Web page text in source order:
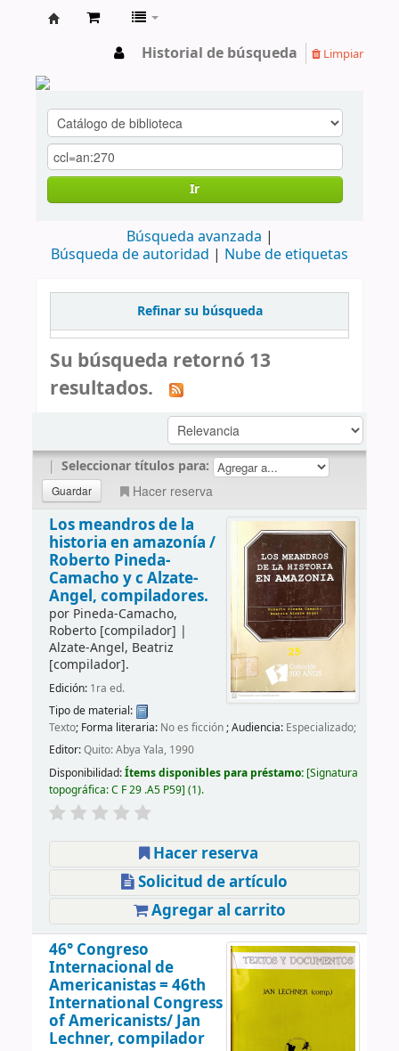
Historial de búsqueda Limpiar
Ir
Búsqueda avanzada
Búsqueda de autoridad
Nube de etiquetas
Refinar su búsqueda
Su búsqueda retornó 13
resultados.
| Seleccionar títulos para:
Hacer reserva
Los meandros de la
historia en amazonía /
Roberto Pineda-
Camacho y c Alzate-
Angel, compiladores.
por Pineda-Camacho,
Roberto[compilador] |
Alzate-Angel, Beatriz
[compilador].
Edición: 1ra ed.
Tipo de material:
Texto; Forma literaria: No es ficción; Audiencia: Especializado;
Editor:Quito: Abya Yala, 1990
Disponibilidad:Ítems disponibles para préstamo: Signatura
topográfica:C F 29 .A5 P59 (1).
Hacer reserva
Solicitud de artículo
Agregar al carrito
46° Congreso
Internacional de
Americanistas = 46th
International Congress
of Americanists/Jan
Lechner, compilador